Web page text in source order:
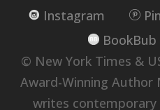
Instagram
BookBub
© New York Times &
Award-Winning Author
writes contemporary